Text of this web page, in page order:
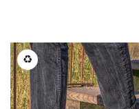
♻️